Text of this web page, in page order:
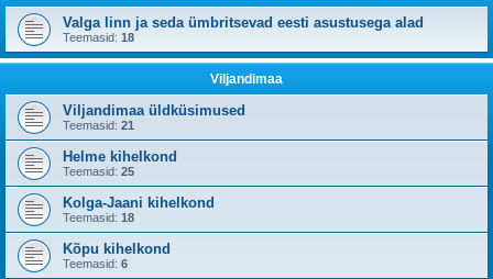
Valga linn ja seda ümbritsevad eesti asustusega alad
Teemasid: 18
Viljandimaa
Viljandimaa üldküsimused
Teemasid: 21
Helme kihelkond
Teemasid: 25
Kolga-Jaani kihelkond
Teemasid: 18
Kõpu kihelkond
Teemasid: 6